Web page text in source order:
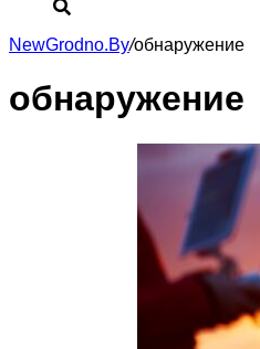
NewGrodno.By/обнаружение
обнаружение